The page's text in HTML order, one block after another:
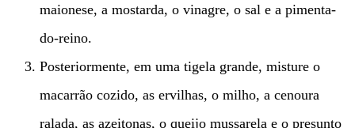
maionese, a mostarda, o vinagre, o sal e a pimenta-
do-reino.
Posteriormente, em uma tigela grande, misture o
macarrão cozido, as ervilhas, o milho, a cenoura
ralada, as azeitonas, o queijo mussarela e o presunto